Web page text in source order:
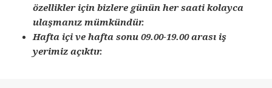
özellikler için bizlere günün her saati kolayca
ulaşmanız mümkündür.
Hafta içi ve hafta sonu 09.00-19.00 arası iş
yerimiz açıktır.